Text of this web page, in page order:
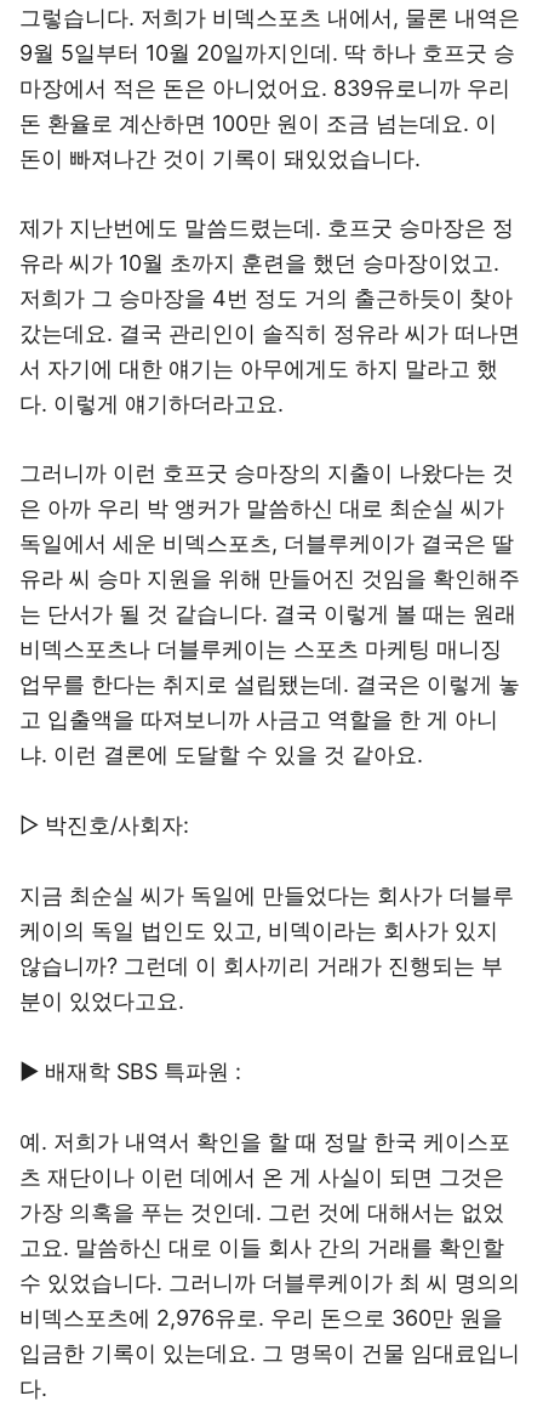
그렇습니다. 저희가 비덱스포츠 내에서, 물론 내역은
9월 5일부터 10월 20일까지인데. 딱 하나 호프굿 승
마장에서 적은 돈은 아니었어요. 839유로니까 우리
돈 환율로 계산하면 100만 원이 조금 넘는데요. 이
돈이 빠져나간 것이 기록이 돼있었습니다.
제가 지난번에도 말씀드렸는데. 호프굿 승마장은 정
유라 씨가 10월 초까지 훈련을 했던 승마장이었고.
저희가 그 승마장을 4번 정도 거의 출근하듯이 찾아
갔는데요. 결국 관리인이 솔직히 정유라 씨가 떠나면
서 자기에 대한 얘기는 아무에게도 하지 말라고 했
다. 이렇게 얘기하더라고요.
그러니까 이런 호프굿 승마장의 지출이 나왔다는 것
은 아까 우리 박 앵커가 말씀하신 대로 최순실 씨가
독일에서 세운 비덱스포츠, 더블루케이가 결국은 딸
유라 씨 승마 지원을 위해 만들어진 것임을 확인해주
는 단서가 될 것 같습니다. 결국 이렇게 볼 때는 원래
비덱스포츠나 더블루케이는 스포츠 마케팅 매니징
업무를 한다는 취지로 설립됐는데. 결국은 이렇게 놓
고 입출액을 따져보니까 사금고 역할을 한 게 아니
냐. 이런 결론에 도달할 수 있을 것 같아요.
▷ 박진호/사회자:
지금 최순실 씨가 독일에 만들었다는 회사가 더블루
케이의 독일 법인도 있고, 비덱이라는 회사가 있지
않습니까? 그런데 이 회사끼리 거래가 진행되는 부
분이 있었다고요.
▶ 배재학 SBS 특파원 :
예. 저희가 내역서 확인을 할 때 정말 한국 케이스포
츠 재단이나 이런 데에서 온 게 사실이 되면 그것은
가장 의혹을 푸는 것인데. 그런 것에 대해서는 없었
고요. 말씀하신 대로 이들 회사 간의 거래를 확인할
수 있었습니다. 그러니까 더블루케이가 최 씨 명의의
비덱스포츠에 2,976유로. 우리 돈으로 360만 원을
입금한 기록이 있는데요. 그 명목이 건물 임대료입니
다.